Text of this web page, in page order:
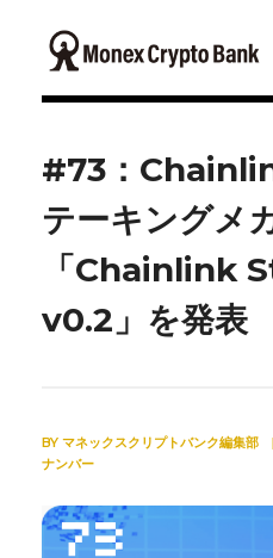
#73：
テーキングメ
「Chainlink
v0.2」を発表
BY マネックスクリプトバンク編集部 |
ナンバー